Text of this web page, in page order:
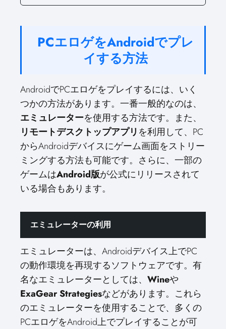
PCエロゲをAndroidでプレ
イする方法
AndroidでPCエロゲをプレイするには、いく
つかの方法があります。一番一般的なのは、
エミュレーターを使用する方法です。また、
リモートデスクトップアプリ を利用して、PC
からAndroidデバイスにゲーム画面をストリー
ミングする方法も可能です。さらに、一部の
ゲームはAndroid版が公式にリリースされて
いる場合もあります。
エミュレーターの利用
エミュレーターは、Androidデバイス上でPC
の動作環境を再現するソフトウェアです。有
名なエミュレーターとしては、 Wineや
ExaGear Strategiesなどがあります。これら
のエミュレーターを使用することで、多くの
PCエロゲをAndroid上でプレイすることが可